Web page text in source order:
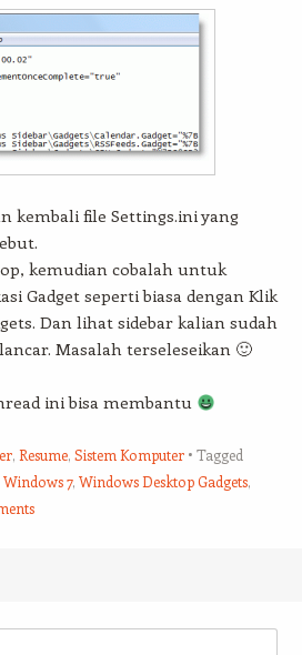
kembali file Settings.ini yang
kemudian cobalah untuk
Gadget seperti biasa dengan Klik
Dan lihat sidebar kalian sudah
Masalah terseleseikan 🙂
ini bisa membantu
, Resume, Sistem Komputer
Tagged
Windows 7, Windows Desktop Gadgets,